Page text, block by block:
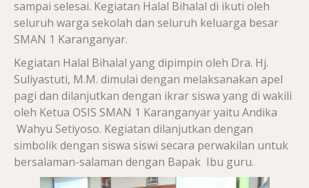
sampai selesai. Kegiatan Halal Bihalal di ikuti oleh
seluruh warga sekolah dan seluruh keluarga besar
SMAN 1 Karanganyar.
Kegiatan Halal Bihalal yang dipimpin oleh Dra. Hj.
Suliyastuti, M.M. dimulai dengan melaksanakan apel
pagi dan dilanjutkan dengan ikrar siswa yang di wakili
oleh Ketua OSIS SMAN 1 Karanganyar yaitu Andika
Wahyu Setiyoso. Kegiatan dilanjutkan dengan
simbolik dengan siswa siswi secara perwakilan untuk
bersalaman-salaman dengan Bapak Ibu guru.